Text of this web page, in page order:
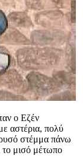
ο Εζέν
αστέρια, πολύ
στέμμα πάνω
το μισό μέτωπο